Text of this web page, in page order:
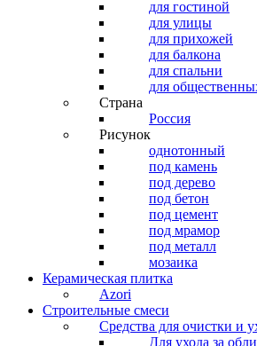
для гостиной
для улицы
для прихожей
для балкона
для спальни
для
Страна
Россия
Рисунок
однотонный
под камень
под дерево
под бетон
под цемент
под мрамор
под металл
мозаика
Керамическая плитка
Azori
Строительные смеси
Средства для очистки и
Для ухода за